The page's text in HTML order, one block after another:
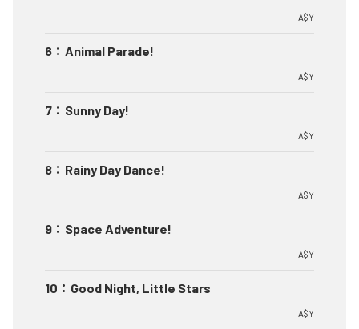
A$Y
6 ： Animal Parade!
A$Y
7 ： Sunny Day!
A$Y
8 ： Rainy Day Dance!
A$Y
9 ： Space Adventure!
A$Y
10 ： Good Night, Little Stars
A$Y